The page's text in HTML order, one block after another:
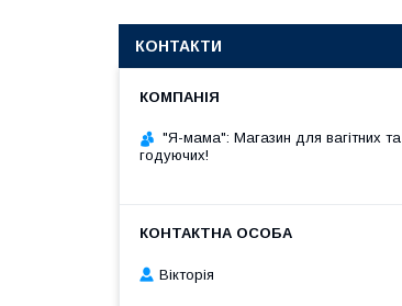
КОНТАКТИ
"Я-мама": Магазин для вагітних та
годуючих!
Вікторія